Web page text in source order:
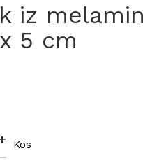
iz
5 cm
Kos